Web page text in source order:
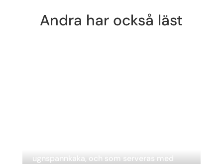
Andra har också läst
ugnspannkaka, och som serveras med